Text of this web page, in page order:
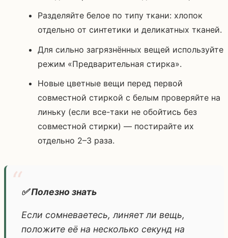
Разделяйте белое по типу ткани: хлопок
отдельно от синтетики и деликатных тканей.
Для сильно загрязнённых вещей используйте
режим «Предварительная стирка».
Новые цветные вещи перед первой
совместной стиркой с белым проверяйте на
линьку (если все-таки не обойтись без
совместной стирки) — постирайте их
отдельно 2–3 раза.
✅ Полезно знать
Если сомневаетесь, линяет ли вещь,
положите её на несколько секунд на